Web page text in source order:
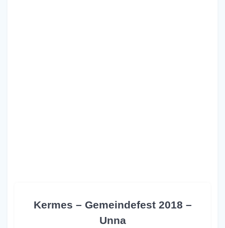
Kermes – Gemeindefest 2018 –
Unna